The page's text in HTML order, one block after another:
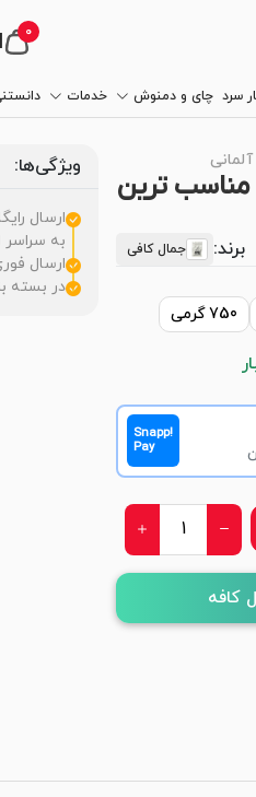
0
سرد چای و دمنوش خدمات
آلمانی
مناسب ترین
برند: جمال کافی
750 گرمی
Snapp!
Pay
کافه
ویژگی‌ها:
به سراسر
ارسال فوری 1 تا 2 روز
در بسته